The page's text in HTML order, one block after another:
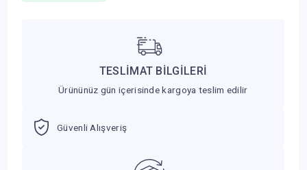
TESLİMAT BİLGİLERİ
Ürününüz gün içerisinde kargoya teslim edilir
Güvenli Alışveriş